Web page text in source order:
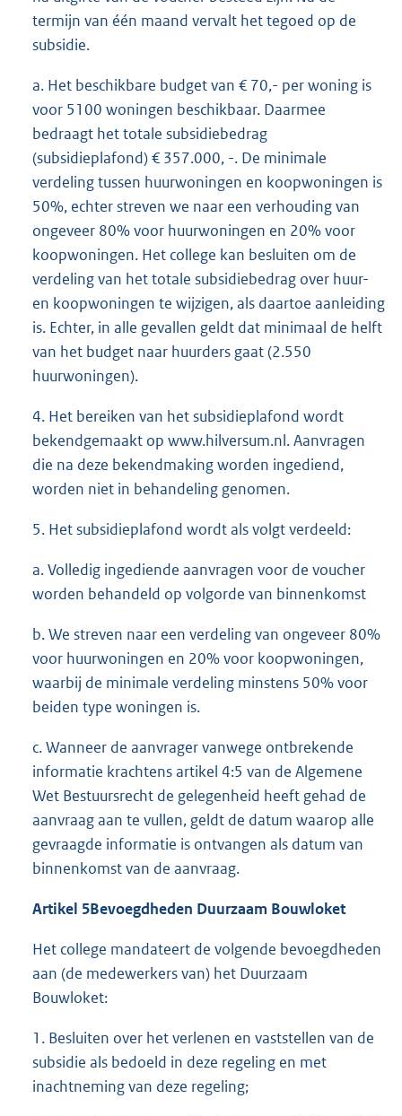
termijn van één maand vervalt het tegoed op de
subsidie.
a. Het beschikbare budget van € 70,- per woning is
voor 5100 woningen beschikbaar. Daarmee
bedraagt het totale subsidiebedrag
(subsidieplafond) € 357.000, -. De minimale
verdeling tussen huurwoningen en koopwoningen is
50%, echter streven we naar een verhouding van
ongeveer 80% voor huurwoningen en 20% voor
koopwoningen. Het college kan besluiten om de
verdeling van het totale subsidiebedrag over huur-
en koopwoningen te wijzigen, als daartoe aanleiding
is. Echter, in alle gevallen geldt dat minimaal de helft
van het budget naar huurders gaat (2.550
huurwoningen).
4. Het bereiken van het subsidieplafond wordt
bekendgemaakt op www.hilversum.nl. Aanvragen
die na deze bekendmaking worden ingediend,
worden niet in behandeling genomen.
5. Het subsidieplafond wordt als volgt verdeeld:
a. Volledig ingediende aanvragen voor de voucher
worden behandeld op volgorde van binnenkomst
b. We streven naar een verdeling van ongeveer 80%
voor huurwoningen en 20% voor koopwoningen,
waarbij de minimale verdeling minstens 50% voor
beiden type woningen is.
c. Wanneer de aanvrager vanwege ontbrekende
informatie krachtens artikel 4:5 van de Algemene
Wet Bestuursrecht de gelegenheid heeft gehad de
aanvraag aan te vullen, geldt de datum waarop alle
gevraagde informatie is ontvangen als datum van
binnenkomst van de aanvraag.
Artikel 5Bevoegdheden Duurzaam Bouwloket
Het college mandateert de volgende bevoegdheden
aan (de medewerkers van) het Duurzaam
Bouwloket:
1. Besluiten over het verlenen en vaststellen van de
subsidie als bedoeld in deze regeling en met
inachtneming van deze regeling;